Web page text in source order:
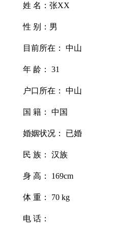
姓 名：张XX
性 别：男
目前所在： 中山
年 龄： 31
户口所在： 中山
国 籍： 中国
婚姻状况： 已婚
民 族： 汉族
身 高： 169cm
体 重： 70 kg
电 话：